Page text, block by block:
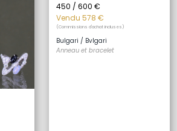
450 / 600 €
Vendu 578 €
(Commissions d'achat incluses)
Bulgari / Bvlgari
Anneau et bracelet